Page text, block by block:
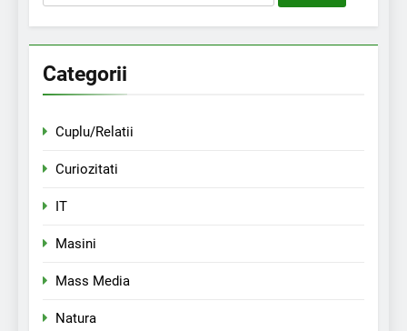
după:
Categorii
Cuplu/Relatii
Curiozitati
IT
Masini
Mass Media
Natura